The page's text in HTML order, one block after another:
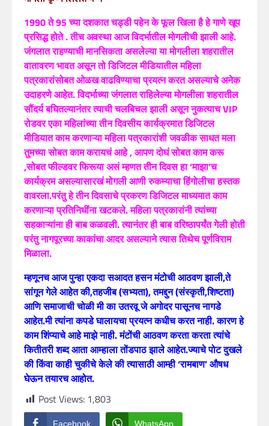
1990 ते 95 च्या दशकात चड्डी पहेन के फूल खिला है हे गाणे खूप
प्रसिद्ध होते . तीच अवस्था आज विदर्भातील मोगलीची झाली आहे.
जंगलात राहण्याची मानसिकता असलेल्या या मोगलीला शहरातील
वातावरण भावत असून तो डिजिटल मीडियातील महिला
पत्रकारांसोबत ओळख वाढविण्याचा प्रयत्न करत असल्याचे अनेक
उदाहरणे आहेत. विदर्भाच्या जंगलात राहिलेल्या मोगलीला शहरातील
सौंदर्य बघितल्यानंतर त्याची चलबिचल झाली असून नुकत्याच VIP
रोडवर एका महिलांच्या तीन दिवसीय कार्यक्रमात डिजिटल
मीडियात काम करणाऱ्या महिला पत्रकारांशी जवळीक साधत मला
तुमच्या सोबत काम करायचं आहे , आपण दोघं सोबत काम करू
,सोबत फील्डवर फिरूया असं म्हणत तीन दिवस हा ‘माझा’च
कार्यक्रम असल्यासारखं मोगली आणी रुकम्याचा हिंगोलीचा हस्तक
वावरला.परंतु हे तीन दिवसाचे प्रकरण डिजिटल माध्यमात काम
करणाऱ्या प्रतिनिधींना खटकले. महिला पत्रकारांनी त्यांच्या
सहकाऱ्यांना ही बाब कळवली. त्यानंतर ही बाब वरिष्ठापर्यंत गेली होती
परंतु नागपूरच्या काकांचा आदर असल्याने त्यास तिथेच पूर्णविराम
मिळाला.
म्हणूनच आज पुन्हा एकदा सआदत हसन मंटोची आठवण झाली,ते
सांगून गेले आहेत की,तहजीब (सभ्यता), तमद्दुन (संस्कृती,शिष्टता)
आणि समाजाची चोळी मी का उतरवू जे अगोदर पासूनच नागडे
आहेत.मी त्यांना कपडे घालायचा प्रयत्न कधीच करत नाही. कारण हे
काम शिंप्याचे आहे माझे नाही. मंटोंची आठवण करता करता त्यांचे
कितीतरी शब्द आता आम्हाला तोंडपाठ झाले आहेत.ज्याचे पोट दुखले
की किंवा काही चुकीचे केले की त्यासाठी आम्ही ‘रामबाण’ औषध
घेऊन तयारच आहोत.
Post Views: 1,803
Facebook WhatsApp